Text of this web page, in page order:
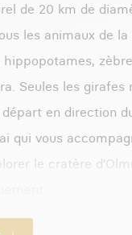
de 20 km de
les animaux de
Seules les girafes
en direction
qui vous
le cratère